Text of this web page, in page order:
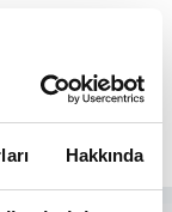
Hakkında
gitmek ya
büyük bir